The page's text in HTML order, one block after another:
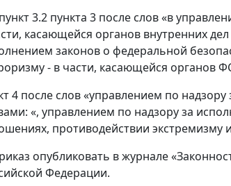
3.2 пункта 3 после слов «в
касающейся органов внутренних
законов о федеральной
- в части, касающейся органов
4 после слов «управлением по
«, управлением по надзору за
противодействии экстремизму
опубликовать в журнале
Федерации.